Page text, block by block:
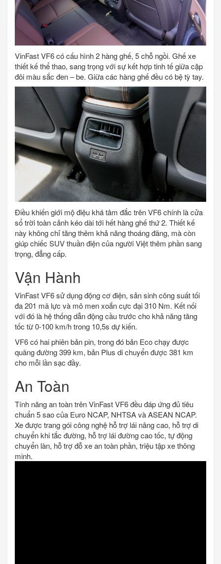
VinFast VF6 có cấu hình 2 hàng ghế, 5 chỗ ngồi. Ghế xe
thiết kế thể thao, sang trọng với sự kết hợp tinh tế giữa cặp
đôi màu sắc đen – be. Giữa các hàng ghế đều có bệ tỳ tay.
Điều khiến giới mộ điệu khá tâm đắc trên VF6 chính là cửa
sổ trời toàn cảnh kéo dài tới hết hàng ghế thứ 2. Thiết kế
này không chỉ tăng thêm khả năng thoáng đãng, mà còn
giúp chiếc SUV thuần điện của người Việt thêm phần sang
trọng, đẳng cấp.
Vận Hành
VinFast VF6 sử dụng động cơ điện, sản sinh công suất tối
đa 201 mã lực và mô men xoắn cực đại 310 Nm. Kết nối
với đó là hệ thống dẫn động cầu trước cho khả năng tăng
tốc từ 0-100 km/h trong 10,5s dự kiến.
VF6 có hai phiên bản pin, trong đó bản Eco chạy được
quãng đường 399 km, bản Plus di chuyển được 381 km
cho mỗi lần sạc đầy.
An Toàn
Tính năng an toàn trên VinFast VF6 đều đáp ứng đủ tiêu
chuẩn 5 sao của Euro NCAP, NHTSA và ASEAN NCAP.
Xe được trang gói công nghệ hỗ trợ lái nâng cao, hỗ trợ di
chuyển khi tắc đường, hỗ trợ lái đường cao tốc, tự động
chuyển làn, hỗ trợ đỗ xe an toàn phần, triệu tập xe thông
minh.